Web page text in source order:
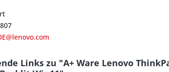
Links zu "A+ Ware Lenovo